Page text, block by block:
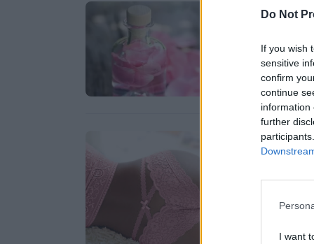
Do Not
If you wish
sensitive
confirm
continue
information
further
I want
Δείτε